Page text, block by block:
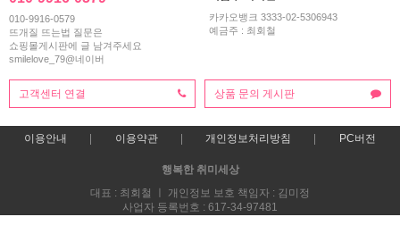
010-9916-0579
뜨개질 뜨는법 질문은
쇼핑몰게시판에 글 남겨주세요
smilelove_79@네이버
카카오뱅크 3333-02-5306943
예금주 : 최회철
고객센터 연결 상품 문의 게시판
이용안내 이용약관 개인정보처리방침 PC버전
행복한 취미세상
대표 : 최회철 ㅣ 개인정보 보호 책임자 : 김미정
사업자 등록번호 : 617-34-97481